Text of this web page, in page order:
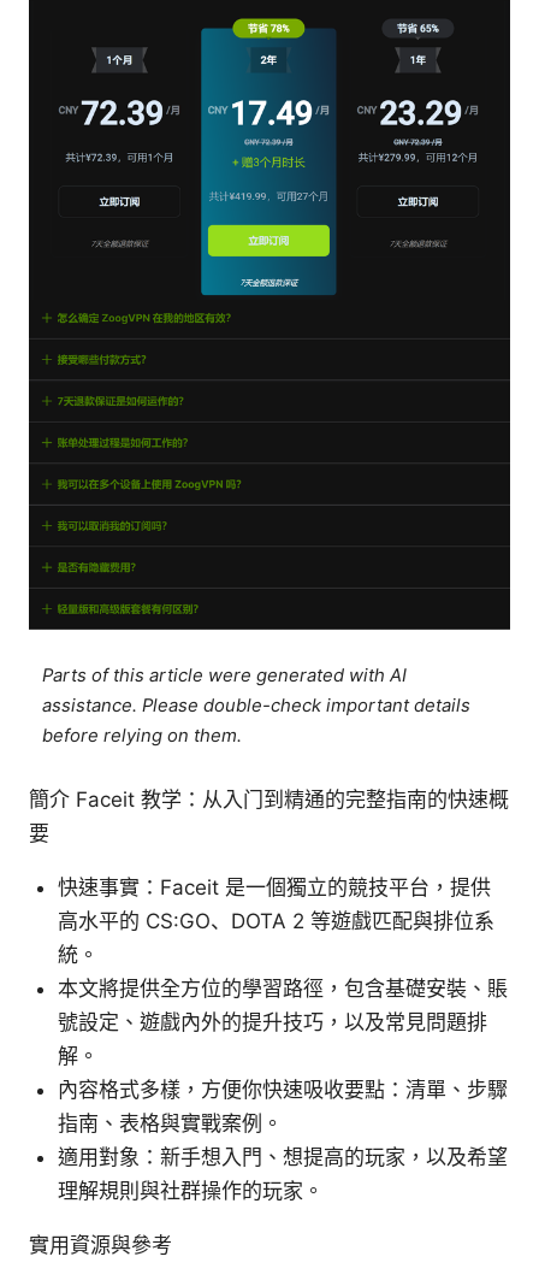
Parts of this article were generated with AI
assistance. Please double-check important details
before relying on them.
簡介 Faceit 教学：从入门到精通的完整指南的快速概
要
快速事實：Faceit 是一個獨立的競技平台，提供
高水平的 CS:GO、DOTA 2 等遊戲匹配與排位系
統。
本文將提供全方位的學習路徑，包含基礎安裝、賬
號設定、遊戲內外的提升技巧，以及常見問題排
解。
內容格式多樣，方便你快速吸收要點：清單、步驟
指南、表格與實戰案例。
適用對象：新手想入門、想提高的玩家，以及希望
理解規則與社群操作的玩家。
實用資源與參考